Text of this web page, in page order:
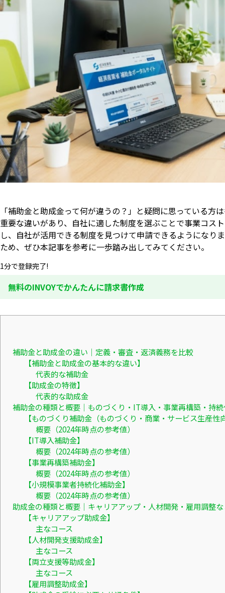
「補助金と助成金って何が違うの？」と疑問に思っている
重要な違いがあり、自社に適した制度を選ぶことで事業コス
し、自社が活用できる制度を見つけて申請できるようになり
ため、ぜひ本記事を参考に一歩踏み出してみてください。
1分で登録完了!
無料のINVOYでかんたんに請求書作成
補助金と助成金の違い｜定義・審査・返済義務を比較
【補助金と助成金の基本的な違い】
代表的な補助金
【助成金の特徴】
代表的な助成金
補助金の種類と概要｜ものづくり・IT導入・事業再構築・持
【ものづくり補助金（ものづくり・商業・サービス生産性
概要（2024年時点の参考値）
【IT導入補助金】
概要（2024年時点の参考値）
【事業再構築補助金】
概要（2024年時点の参考値）
【小規模事業者持続化補助金】
概要（2024年時点の参考値）
助成金の種類と概要｜キャリアアップ・人材開発・雇用調整
【キャリアアップ助成金】
主なコース
【人材開発支援助成金】
主なコース
【両立支援等助成金】
主なコース
【雇用調整助成金】